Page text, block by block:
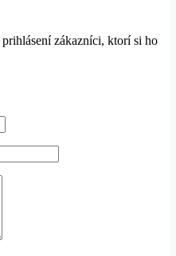
zákazníci, ktorí si ho